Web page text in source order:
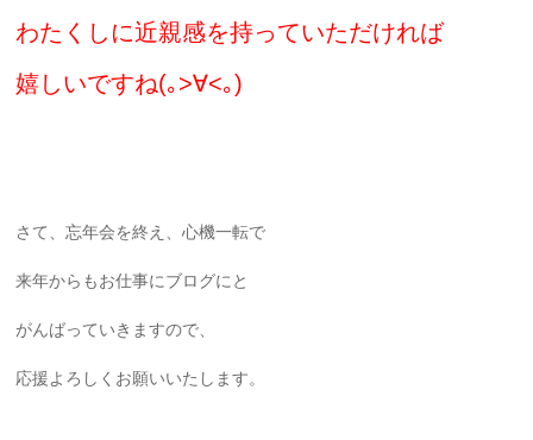
わたくしに近親感を持っていただければ
嬉しいですね(｡>∀<｡)
さて、忘年会を終え、心機一転で
来年からもお仕事にブログにと
がんばっていきますので、
応援よろしくお願いいたします。